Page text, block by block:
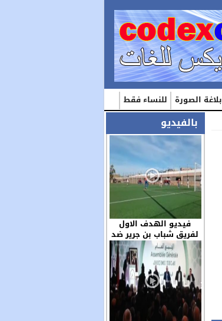
بلاغة الصورة للنساء فقط
بالفيديو
فيديو الهدف الاول
لفريق شباب بن جرير ضد
مولودية العيون بكاميرا
الزميل عز الدين …